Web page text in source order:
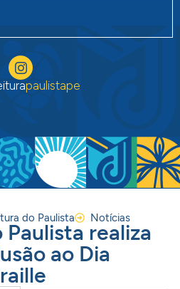
paulistape
do Paulista Notícias
realiza
ao Dia